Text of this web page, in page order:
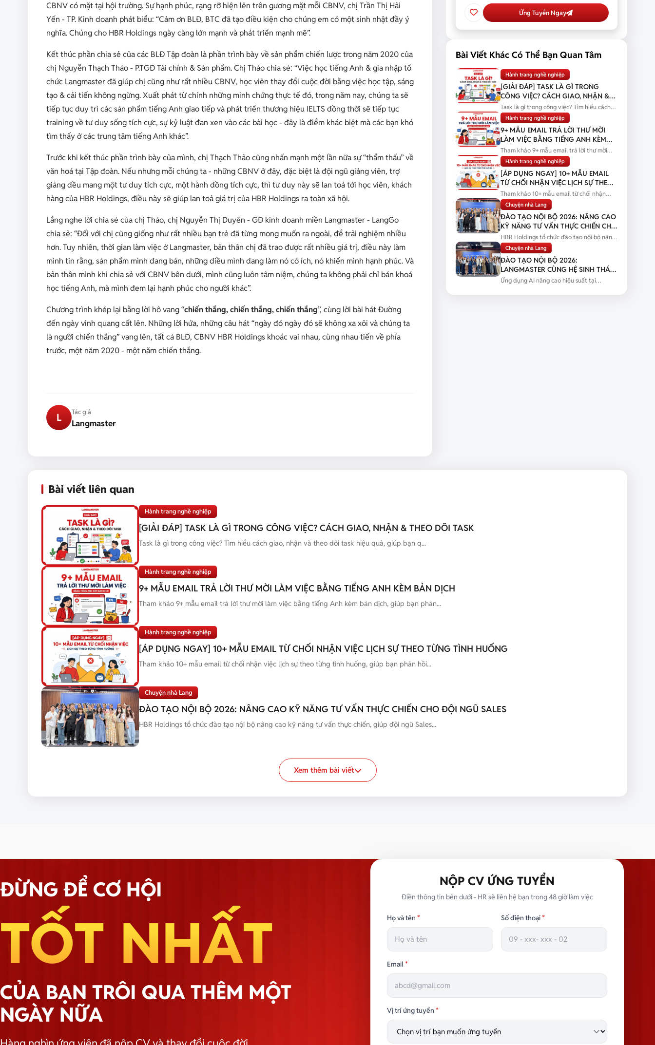
CBNV có mặt tại hội trường. Sự hạnh phúc, rạng rỡ hiện lên trên gương mặt mỗi CBNV, chị Trần Thị Hải
Yến - TP. Kinh doanh phát biểu: “Cảm ơn BLĐ, BTC đã tạo điều kiện cho chúng em có một sinh nhật đầy ý
nghĩa. Chúng cho HBR Holdings ngày càng lớn mạnh và phát triển mạnh mẽ”.
Kết thúc phần chia sẻ của các BLĐ Tập đoàn là phần trình bày về sản phẩm chiến lược trong năm 2020 của
chị Nguyễn Thạch Thảo - P.TGĐ Tài chính & Sản phẩm. Chị Thảo chia sẻ: “Việc học tiếng Anh & gia nhập tổ
chức Langmaster đã giúp chị cũng như rất nhiều CBNV, học viên thay đổi cuộc đời bằng việc học tập, sáng
tạo & cải tiến không ngừng. Xuất phát từ chính những minh chứng thực tế đó, trong năm nay, chúng ta sẽ
tiếp tục duy trì các sản phẩm tiếng Anh giao tiếp và phát triển thương hiệu IELTS đồng thời sẽ tiếp tục
training về tư duy sống tích cực, sự kỷ luật đan xen vào các bài học - đây là điểm khác biệt mà các bạn khó
tìm thấy ở các trung tâm tiếng Anh khác”.
Trước khi kết thúc phần trình bày của mình, chị Thạch Thảo cũng nhấn mạnh một lần nữa sự “thẩm thấu” về
văn hoá tại Tập đoàn. Nếu nhưng mỗi chúng ta - những CBNV ở đây, đặc biệt là đội ngũ giảng viên, trợ
giảng đều mang một tư duy tích cực, một hành đồng tích cực, thì tư duy này sẽ lan toả tới học viên, khách
hàng của HBR Holdings, điều này sẽ giúp lan toả giá trị của HBR Holdings ra toàn xã hội.
Lắng nghe lời chia sẻ của chị Thảo, chị Nguyễn Thị Duyên - GĐ kinh doanh miền Langmaster - LangGo
chia sẻ: “Đối với chị cũng giống như rất nhiều bạn trẻ đã từng mong muốn ra ngoài, để trải nghiệm nhiều
hơn. Tuy nhiên, thời gian làm việc ở Langmaster, bản thân chị đã trao được rất nhiều giá trị, điều này làm
mình tin rằng, sản phẩm mình đang bán, những điều mình đang làm nó có ích, nó khiến mình hạnh phúc. Và
bản thân mình khi chia sẻ với CBNV bên dưới, mình cũng luôn tâm niệm, chúng ta không phải chỉ bán khoá
học tiếng Anh, mà mình đem lại hạnh phúc cho người khác”.
Chương trình khép lại bằng lời hô vang “chiến thắng, chiến thắng, chiến thắng”, cùng lời bài hát Đường
đến ngày vinh quang cất lên. Những lời hứa, những câu hát “ngày đó ngày đó sẽ không xa xôi và chúng ta
là người chiến thắng” vang lên, tất cả BLĐ, CBNV HBR Holdings khoác vai nhau, cùng nhau tiến về phía
trước, một năm 2020 - một năm chiến thắng.
L Tác giả
Langmaster
Ứng Tuyển Ngay
Bài Viết Khác Có Thể Bạn Quan Tâm
Hành trang nghề nghiệp
[GIẢI ĐÁP] TASK LÀ GÌ TRONG
CÔNG VIỆC? CÁCH GIAO, NHẬN &
THEO DÕI TASK
Task là gì trong công việc? Tìm hiểu cách
giao, nhận và theo dõi task...
Hành trang nghề nghiệp
9+ MẪU EMAIL TRẢ LỜI THƯ MỜI
LÀM VIỆC BẰNG TIẾNG ANH KÈM
BẢN DỊCH
Tham khảo 9+ mẫu email trả lời thư mời
làm việc bằng tiếng Anh kèm bản...
Hành trang nghề nghiệp
[ÁP DỤNG NGAY] 10+ MẪU EMAIL
TỪ CHỐI NHẬN VIỆC LỊCH SỰ THEO
TỪNG TÌNH HUỐNG
Tham khảo 10+ mẫu email từ chối nhận
việc lịch sự theo từng tình huống...
Chuyện nhà Lang
ĐÀO TẠO NỘI BỘ 2026: NÂNG CAO
KỸ NĂNG TƯ VẤN THỰC CHIẾN CHO
ĐỘI NGŨ SALES
HBR Holdings tổ chức đào tạo nội bộ nâng
cao kỹ năng tư vấn thực chiến...
Chuyện nhà Lang
ĐÀO TẠO NỘI BỘ 2026:
LANGMASTER CÙNG HỆ SINH THÁI
HBR HOLDINGS NÂNG CAO NĂNG
Ứng dụng AI nâng cao hiệu suất tại
Bài viết liên quan
Hành trang nghề nghiệp
[GIẢI ĐÁP] TASK LÀ GÌ TRONG CÔNG VIỆC? CÁCH GIAO, NHẬN & THEO DÕI TASK
Task là gì trong công việc? Tìm hiểu cách giao, nhận và theo dõi task hiệu quả, giúp bạn q...
Hành trang nghề nghiệp
9+ MẪU EMAIL TRẢ LỜI THƯ MỜI LÀM VIỆC BẰNG TIẾNG ANH KÈM BẢN DỊCH
Tham khảo 9+ mẫu email trả lời thư mời làm việc bằng tiếng Anh kèm bản dịch, giúp bạn phản...
Hành trang nghề nghiệp
[ÁP DỤNG NGAY] 10+ MẪU EMAIL TỪ CHỐI NHẬN VIỆC LỊCH SỰ THEO TỪNG TÌNH HUỐNG
Tham khảo 10+ mẫu email từ chối nhận việc lịch sự theo từng tình huống, giúp bạn phản hồi...
Chuyện nhà Lang
ĐÀO TẠO NỘI BỘ 2026: NÂNG CAO KỸ NĂNG TƯ VẤN THỰC CHIẾN CHO ĐỘI NGŨ SALES
HBR Holdings tổ chức đào tạo nội bộ nâng cao kỹ năng tư vấn thực chiến, giúp đội ngũ Sales...
Xem thêm bài viết
ĐỪNG ĐỂ CƠ HỘI
TỐT NHẤT
CỦA BẠN TRÔI QUA THÊM MỘT
NGÀY NỮA
NỘP CV ỨNG TUYỂN
Điền thông tin bên dưới - HR sẽ liên hệ bạn trong 48 giờ làm việc
Họ và tên * Số điện thoại*
Email*
Vị trí ứng tuyển *